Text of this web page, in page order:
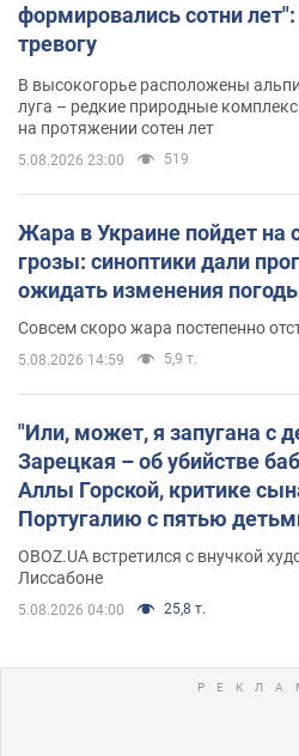
формировались сотни
тревогу
В высокогорье расположены
луга – редкие природные
на протяжении сотен лет
5.08.2026 23:00 519
Жара в Украине пойдет на
грозы: синоптики дали
ожидать изменения
Совсем скоро жара постепенно
5.08.2026 14:59 5,9 т.
"Или, может, я запугана с
Зарецкая – об убийстве
Аллы Горской, критике
Португалию с пятью
OBOZ.UA встретился с внучкой
Лиссабоне
5.08.2026 04:00 25,8 т.